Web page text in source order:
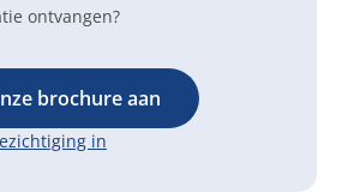
ontvangen?
brochure aan
in